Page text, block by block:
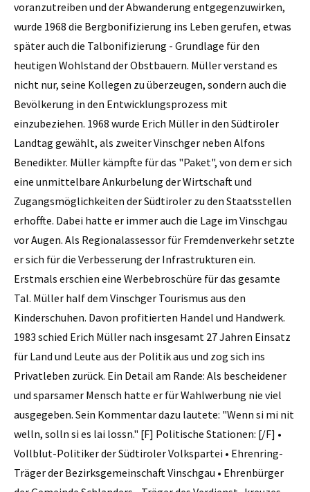
voranzutreiben und der Abwanderung entgegenzuwirken,
wurde 1968 die Bergbonifizierung ins Leben gerufen, etwas
später auch die Talbonifizierung - Grundlage für den
heutigen Wohlstand der Obstbauern. Müller verstand es
nicht nur, seine Kollegen zu überzeugen, sondern auch die
Bevölkerung in den Entwicklungsprozess mit
einzubeziehen. 1968 wurde Erich Müller in den Südtiroler
Landtag gewählt, als zweiter Vinschger neben Alfons
Benedikter. Müller kämpfte für das "Paket", von dem er sich
eine unmittelbare Ankurbelung der Wirtschaft und
Zugangsmöglichkeiten der Südtiroler zu den Staatsstellen
erhoffte. Dabei hatte er immer auch die Lage im Vinschgau
vor Augen. Als Regionalassessor für Fremdenverkehr setzte
er sich für die Verbesserung der Infrastrukturen ein.
Erstmals erschien eine Werbebroschüre für das gesamte
Tal. Müller half dem Vinschger Tourismus aus den
Kinderschuhen. Davon profitierten Handel und Handwerk.
1983 schied Erich Müller nach insgesamt 27 Jahren Einsatz
für Land und Leute aus der Politik aus und zog sich ins
Privatleben zurück. Ein Detail am Rande: Als bescheidener
und sparsamer Mensch hatte er für Wahlwerbung nie viel
ausgegeben. Sein Kommentar dazu lautete: "Wenn si mi nit
welln, solln si es lai lossn." [F] Politische Stationen: [/F] •
Vollblut-Politiker der Südtiroler Volkspartei • Ehrenring-
Träger der Bezirksgemeinschaft Vinschgau • Ehrenbürger